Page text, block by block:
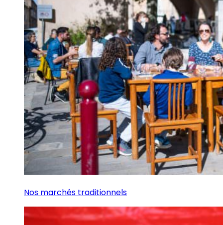
Nos marchés traditionnels